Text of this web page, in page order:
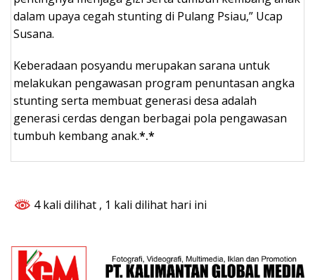
dalam upaya cegah stunting di Pulang Psiau,” Ucap
Susana.
Keberadaan posyandu merupakan sarana untuk
melakukan pengawasan program penuntasan angka
stunting serta membuat generasi desa adalah
generasi cerdas dengan berbagai pola pengawasan
tumbuh kembang anak.*.*
4 kali dilihat , 1 kali dilihat hari ini